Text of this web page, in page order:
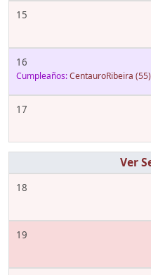
15
16
Cumpleaños:CentauroRibeira (55)
17
18
19